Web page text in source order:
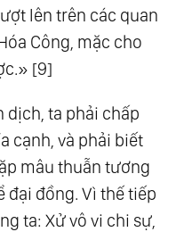
lên trên các quan
Công, mặc cho
[9]
dịch, ta phải chấp
cạnh, và phải biết
mâu thuẫn tương
đại đồng. Vì thế tiếp
ta: Xử vô vi chi sự,